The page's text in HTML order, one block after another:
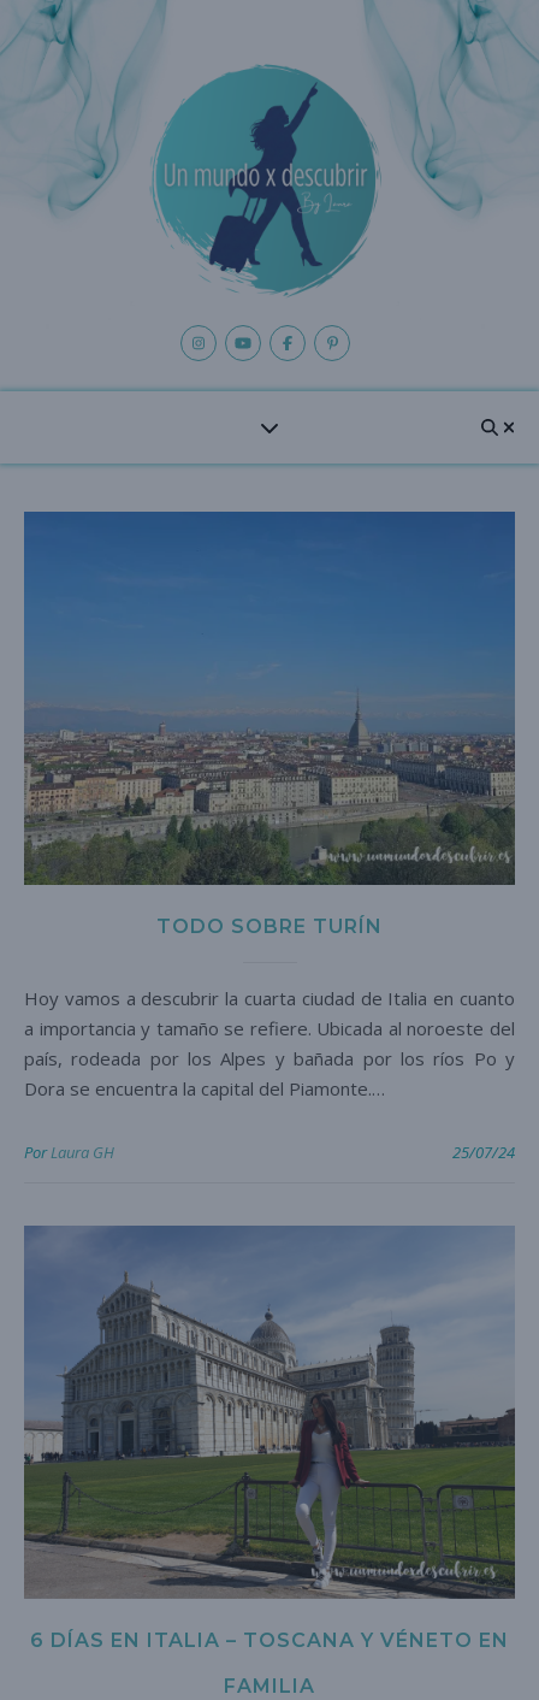
TODO SOBRE TURÍN
Hoy vamos a descubrir la cuarta ciudad de Italia en cuanto
a importancia y tamaño se refiere. Ubicada al noroeste del
país, rodeada por los Alpes y bañada por los ríos Po y
Dora se encuentra la capital del Piamonte.…
PorLaura GH 25/07/24
6 DÍAS EN ITALIA – TOSCANA Y VÉNETO EN
FAMILIA